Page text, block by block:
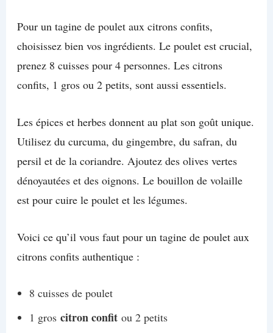
Pour un tagine de poulet aux citrons confits,
choisissez bien vos ingrédients. Le poulet est crucial,
prenez 8 cuisses pour 4 personnes. Les citrons
confits, 1 gros ou 2 petits, sont aussi essentiels.
Les épices et herbes donnent au plat son goût unique.
Utilisez du curcuma, du gingembre, du safran, du
persil et de la coriandre. Ajoutez des olives vertes
dénoyautées et des oignons. Le bouillon de volaille
est pour cuire le poulet et les légumes.
Voici ce qu’il vous faut pour un tagine de poulet aux
citrons confits authentique :
8 cuisses de poulet
1 gros citron confitou 2 petits